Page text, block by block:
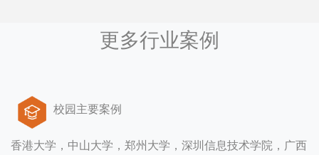
更多行业案例
校园主要案例
香港大学，中山大学，郑州大学，深圳信息技术学院，广西